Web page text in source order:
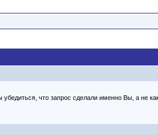
что запрос сделали именно Вы, а не